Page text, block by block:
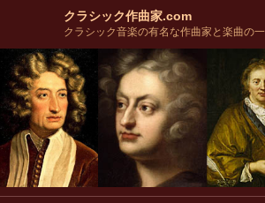
クラシック作曲家.com
クラシック音楽の有名な作曲家と楽曲の